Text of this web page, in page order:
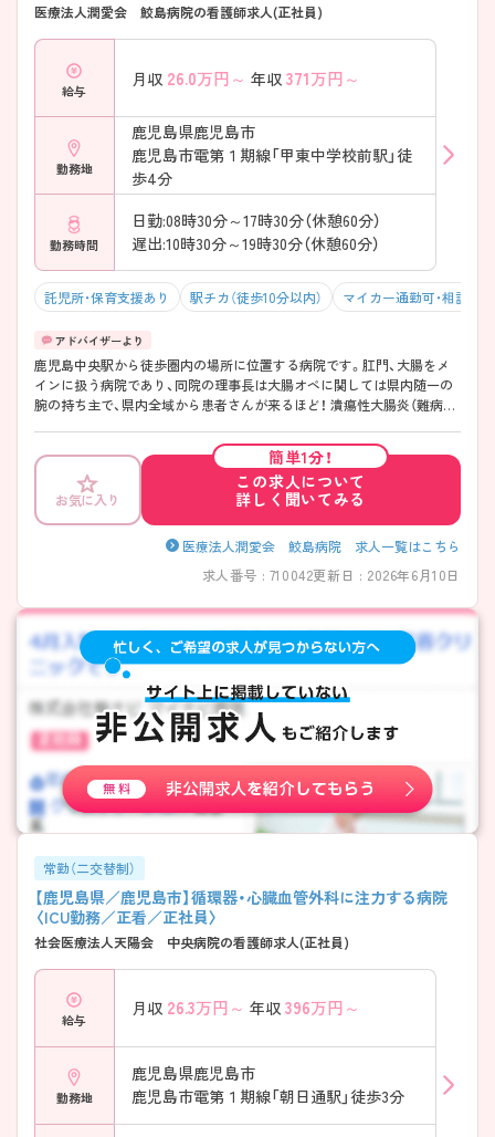
医療法人潤愛会 鮫島病院の看護師求人(正社員)
給与
月収 26.0万円～ 年収 371万円～
勤務地
鹿児島県鹿児島市
鹿児島市電第１期線「甲東中学校前駅」徒
歩4分
勤務時間
日勤:08時30分～17時30分（休憩60分）
遅出:10時30分～19時30分（休憩60分）
託児所・保育支援あり 駅チカ（徒歩10分以内） マイカー通勤可・相談可
鹿児島中央駅から徒歩圏内の場所に位置する病院です。肛門、大腸をメ
インに扱う病院であり、同院の理事長は大腸オペに関しては県内随一の
腕の持ち主で、県内全域から患者さんが来るほど！ 潰瘍性大腸炎（難病指
とてもおすすめです。福利厚生も充実しており、長く働ける環境が整っ
ております。 少しでもご興味を持たれましたら詳細をお伝えいたします
のでお気軽にお問い合わせくださいませ。
お気に入り
簡単1分！
この求人について
詳しく聞いてみる
医療法人潤愛会 鮫島病院 求人一覧はこちら
求人番号 : 710042更新日 : 2026年6月10日
常勤（二交替制）
【鹿児島県／鹿児島市】循環器・心臓血管外科に注力する病院
〈ICU勤務／正看／正社員〉
社会医療法人天陽会 中央病院の看護師求人(正社員)
給与
月収 26.3万円～ 年収 396万円～
勤務地
鹿児島県鹿児島市
鹿児島市電第１期線「朝日通駅」徒歩3分